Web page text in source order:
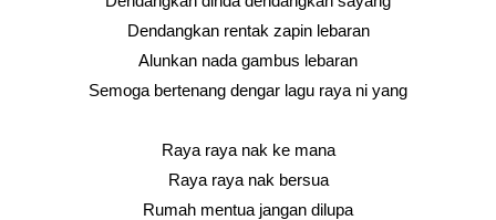
Dendangkan rentak zapin lebaran
Alunkan nada gambus lebaran
Semoga bertenang dengar lagu raya ni yang
Raya raya nak ke mana
Raya raya nak bersua
Rumah mentua jangan dilupa